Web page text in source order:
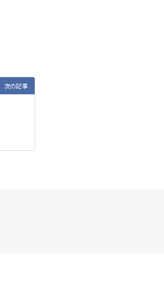
次の記事